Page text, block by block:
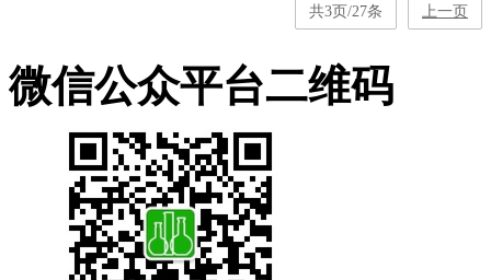
共3页/27条 上一页
微信公众平台二维码